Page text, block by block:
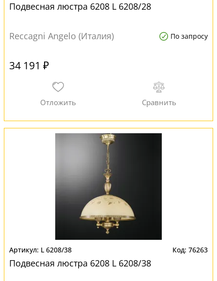
Подвесная люстра 6208 L 6208/28
Reccagni Angelo (Италия) По запросу
34 191 ₽
L 6208/38 76263
Подвесная люстра 6208 L 6208/38